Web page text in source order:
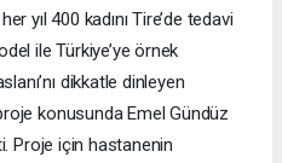
yıl 400 kadını Tire’de tedavi
ile Türkiye’ye örnek
dikkatle dinleyen
konusunda Emel Gündüz
Proje için hastanenin